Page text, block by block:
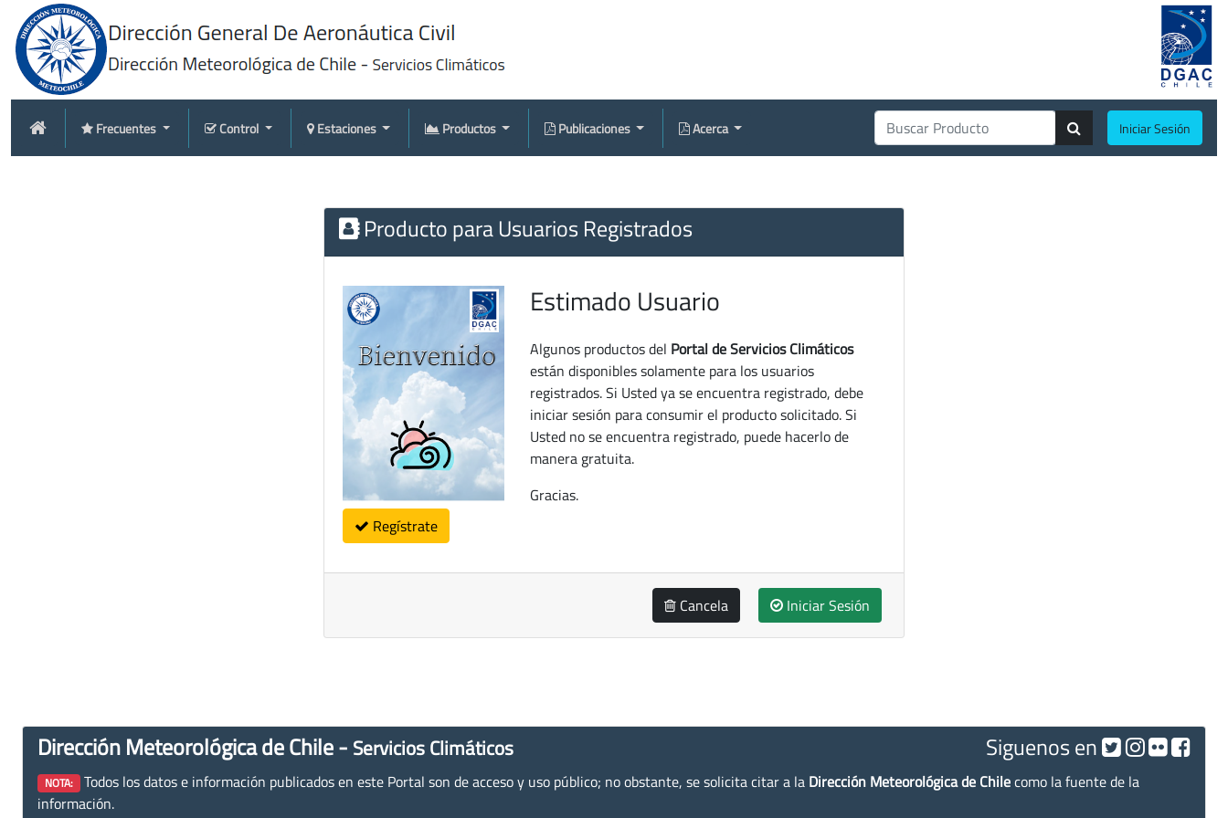
Frecuentes Control Estaciones Productos Publicaciones Acerca Iniciar Sesión
Producto para Usuarios Registrados
Regístrate
Estimado Usuario
Algunos productos del Portal de Servicios Climáticos
están disponibles solamente para los usuarios
registrados. Si Usted ya se encuentra registrado, debe
iniciar sesión para consumir el producto solicitado. Si
Usted no se encuentra registrado, puede hacerlo de
manera gratuita.
Gracias.
Cancela Iniciar Sesión
Dirección Meteorológica de Chile - Servicios Climáticos Siguenos en
NOTA: Todos los datos e información publicados en este Portal son de acceso y uso público; no obstante, se solicita citar a la Dirección Meteorológica de Chilecomo la fuente de la
información.